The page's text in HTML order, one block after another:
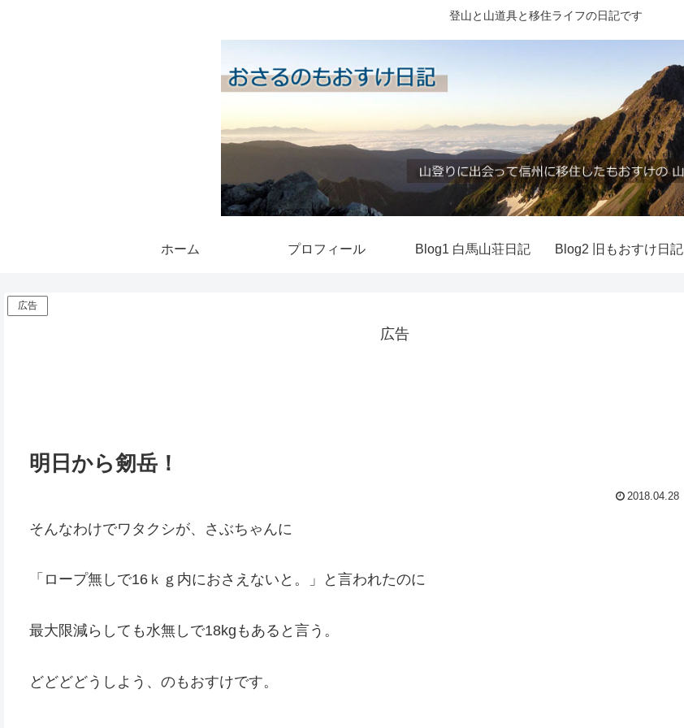
登山と山道具と移住ライフの日記です
ホーム プロフィール Blog1 白馬山荘日記 Blog2 旧もおすけ日記
広告
広告
明日から剱岳！
2018.04.28
そんなわけでワタクシが、さぶちゃんに
「ロープ無しで16ｋｇ内におさえないと。」と言われたのに
最大限減らしても水無しで18kgもあると言う。
どどどどうしよう、のもおすけです。